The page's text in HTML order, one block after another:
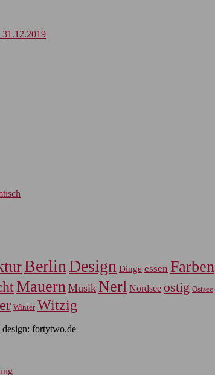
Berlin Design Dinge essen Farben
Mauern Musik Nerl Nordsee ostig Ostsee
Winter Witzig
fortytwo.de